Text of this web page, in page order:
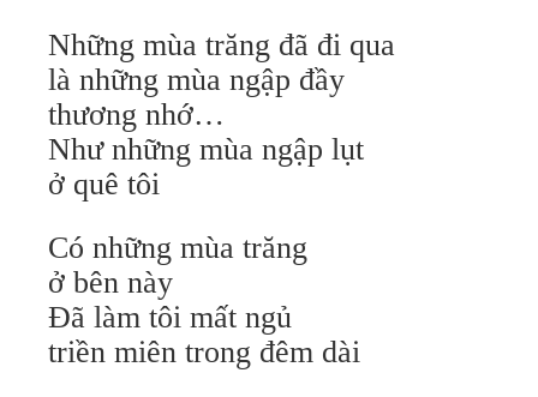
Những mùa trăng đã đi qua
là những mùa ngập đầy
thương nhớ…
Như những mùa ngập lụt
ở quê tôi
Có những mùa trăng
ở bên này
Đã làm tôi mất ngủ
triền miên trong đêm dài